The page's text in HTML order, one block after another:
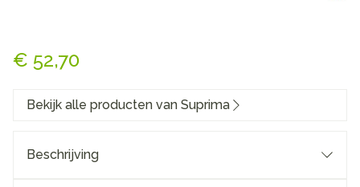
€ 52,70
Bekijk alle producten van Suprima
Beschrijving